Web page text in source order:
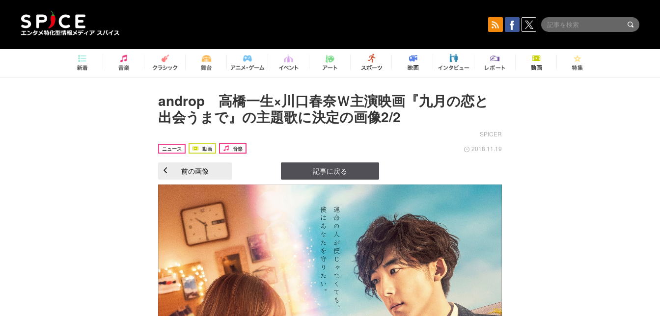
androp 高橋一生×川口春奈Ｗ主演映画『九月の恋と
出会うまで』の主題歌に決定の画像2/2
SPICER
ニュース 動画 音楽 2018.11.19
前の画像 記事に戻る